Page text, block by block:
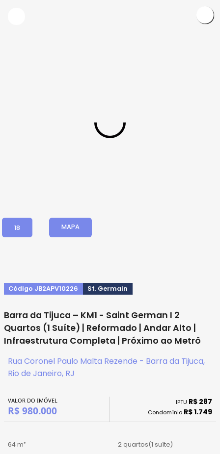
18 MAPA
Código JB2APV10226 St. Germain
Barra da Tijuca – KM1 - Saint German I 2
Quartos (1 Suíte) | Reformado | Andar Alto |
Infraestrutura Completa | Próximo ao Metrô
Rua Coronel Paulo Malta Rezende - Barra da Tijuca,
Rio de Janeiro, RJ
VALOR DO IMÓVEL
R$ 980.000
IPTU R$ 287
Condomínio R$ 1.749
64 m² 2 quartos(1 suíte)